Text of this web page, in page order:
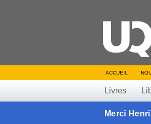
ACCUEIL
Livres
Merci